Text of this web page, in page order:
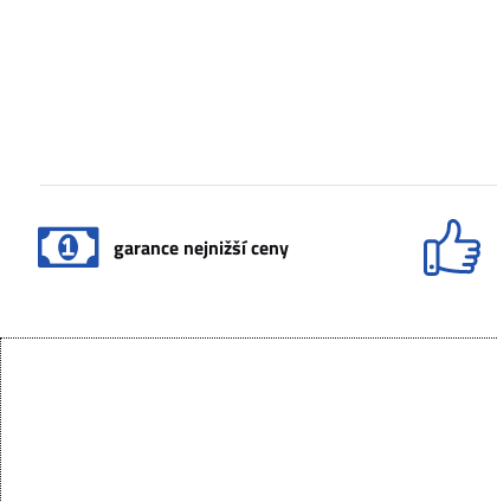
garance nejnižší ceny